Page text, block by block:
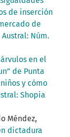
de inserción
de
Núm.
en el
de Punta
y cómo
Shopia
Méndez,
dictadura